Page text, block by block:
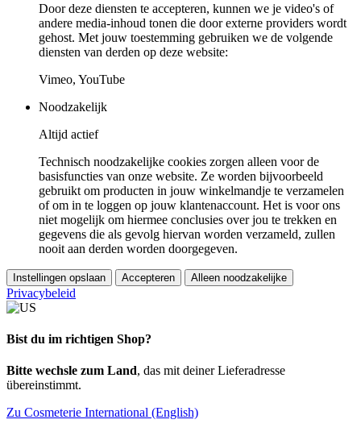
Door deze diensten te accepteren, kunnen we je video's of
andere media-inhoud tonen die door externe providers wordt
gehost. Met jouw toestemming gebruiken we de volgende
diensten van derden op deze website:
Vimeo, YouTube
Noodzakelijk
Altijd actief
Technisch noodzakelijke cookies zorgen alleen voor de
basisfuncties van onze website. Ze worden bijvoorbeeld
gebruikt om producten in jouw winkelmandje te verzamelen
of om in te loggen op jouw klantenaccount. Het is voor ons
niet mogelijk om hiermee conclusies over jou te trekken en
gegevens die als gevolg hiervan worden verzameld, zullen
nooit aan derden worden doorgegeven.
Instellingen opslaan Accepteren Alleen noodzakelijke
Privacybeleid
Bist du im richtigen Shop?
Bitte wechsle zum Land, das mit deiner Lieferadresse
übereinstimmt.
Zu Cosmeterie International (English)